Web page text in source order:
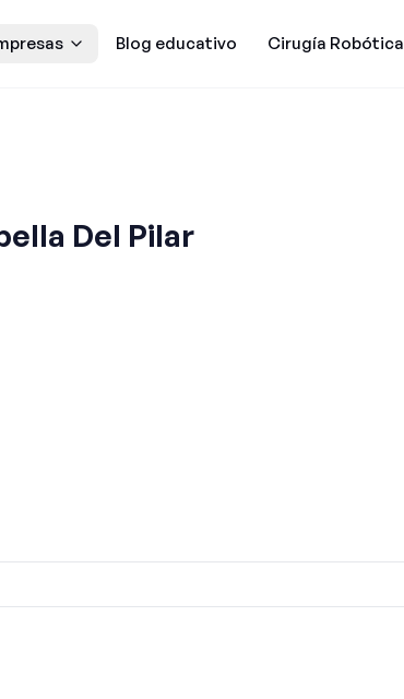
Blog educativo Cirugía Robótica
Del Pilar